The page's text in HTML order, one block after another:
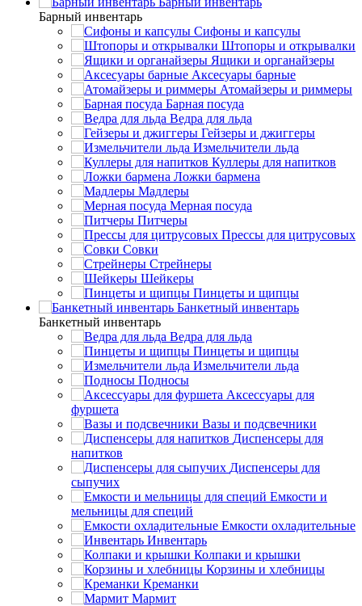
Барный инвентарь
Сифоны и капсулы
Штопоры и открывалки
Ящики и органайзеры
Аксесуары барные
Атомайзеры и риммеры
Барная посуда
Ведра для льда
Гейзеры и джиггеры
Измельчители льда
Куллеры для напитков
Ложки бармена
Мадлеры
Мерная посуда
Питчеры
Прессы для цитрусовых
Совки
Стрейнеры
Шейкеры
Пинцеты и щипцы
Банкетный инвентарь
Банкетный инвентарь
Ведра для льда
Пинцеты и щипцы
Измельчители льда
Подносы
Аксессуары для
фуршета
Вазы и подсвечники
Диспенсеры для
напитков
Диспенсеры для
сыпучих
Емкости и
мельницы для специй
Емкости охладительные
Инвентарь
Колпаки и крышки
Корзины и хлебницы
Креманки
Мармит